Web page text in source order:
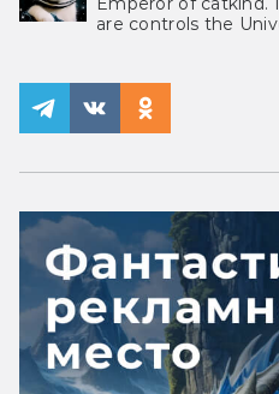
are controls the